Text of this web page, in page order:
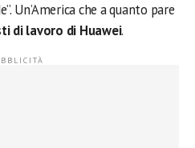
Un’America che a quanto pare
di lavoro di Huawei.